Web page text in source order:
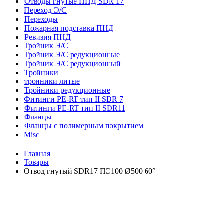
Переход Э/С
Переходы
Пожарная подставка ПНД
Ревизия ПНД
Тройник Э/С
Тройник Э/С редукционные
Тройник Э/С редукционный
Тройники
тройники литые
Тройники редукционные
Фитинги PE-RT тип II SDR 7
Фитинги PE-RT тип II SDR11
Фланцы
Фланцы с полимерным покрытием
Misc
Главная
Товары
Отвод гнутый SDR17 ПЭ100 Ø500 60°